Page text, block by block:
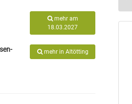
mehr am
18.03.2027
mehr in Altötting